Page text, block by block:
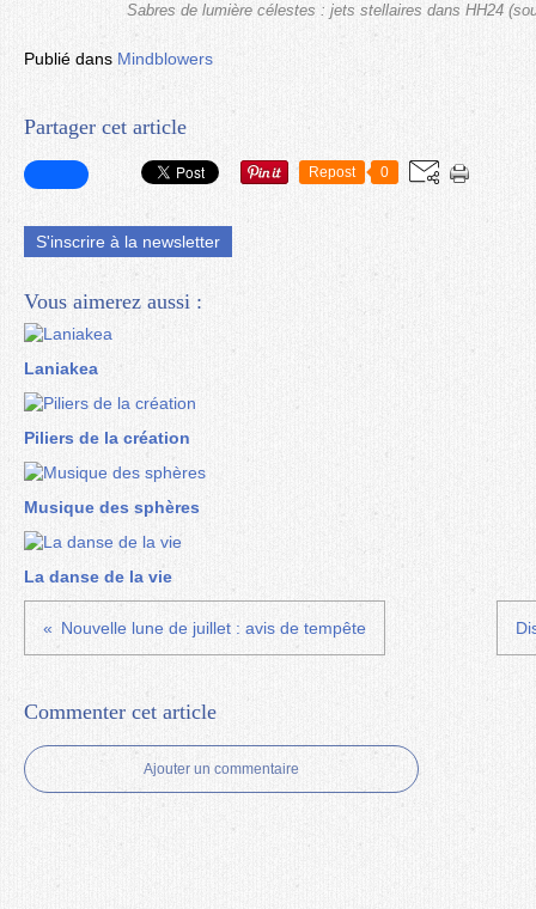
Sabres de lumière célestes : jets stellaires dans HH24
Publié dans Mindblowers
Partager cet article
Repost 0
S'inscrire à la newsletter
Vous aimerez aussi :
Laniakea
Piliers de la création
Musique des sphères
La danse de la vie
Nouvelle lune de juillet : avis de tempête
Commenter cet article
Ajouter un commentaire